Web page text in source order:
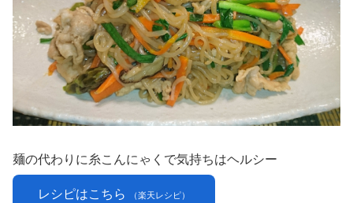
麺の代わりに糸こんにゃくで気持ちはヘルシー
レシピはこちら （楽天レシピ）